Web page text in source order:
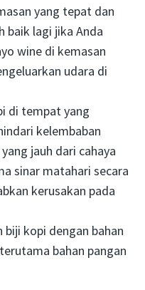
yang tepat dan
baik lagi jika Anda
wine di kemasan
udara di
di tempat yang
kelembaban
jauh dari cahaya
sinar matahari secara
kerusakan pada
kopi dengan bahan
bahan pangan